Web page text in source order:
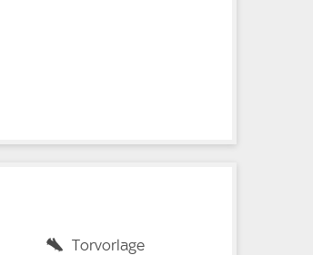
Torvorlage